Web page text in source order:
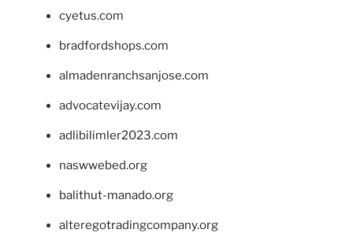
cyetus.com
bradfordshops.com
almadenranchsanjose.com
advocatevijay.com
adlibilimler2023.com
naswwebed.org
balithut-manado.org
alteregotradingcompany.org